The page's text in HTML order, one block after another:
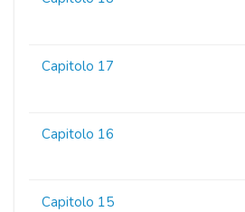
Capitolo 17
Capitolo 16
Capitolo 15